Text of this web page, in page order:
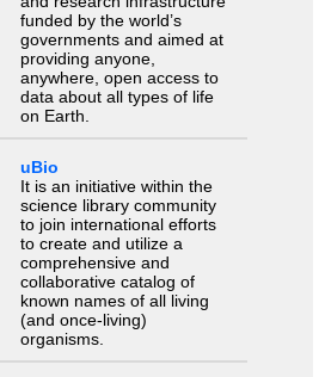
funded by the world’s
governments and aimed at
providing anyone,
anywhere, open access to
data about all types of life
on Earth.
uBio
It is an initiative within the
science library community
to join international efforts
to create and utilize a
comprehensive and
collaborative catalog of
known names of all living
(and once-living)
organisms.